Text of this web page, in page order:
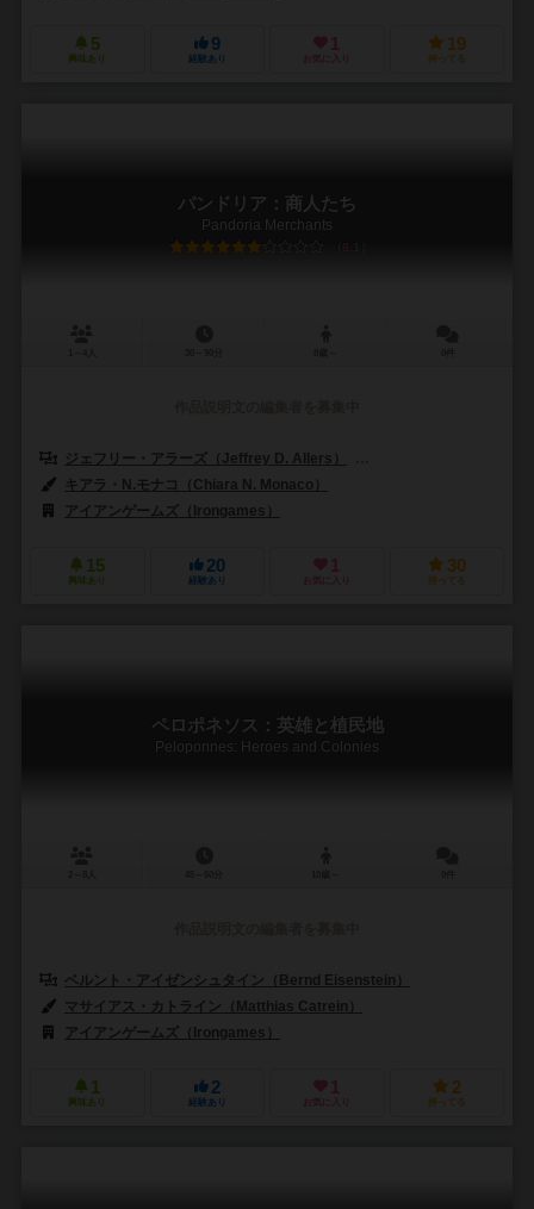
5
興味あり
9
経験あり
1
お気に入り
19
持ってる
パンドリア：商人たち
Pandoria Merchants
6.1
ジェフリー・アラーズ（Jeffrey D. Allers）
キアラ・N.モナコ（Chiara N. Monaco）
アイアンゲームズ（Irongames）
15
興味あり
20
経験あり
1
お気に入り
30
持ってる
ペロポネソス：英雄と植民地
Peloponnes: Heroes and Colonies
ベルント・アイゼンシュタイン（Bernd Eisenstein）
マサイアス・カトライン（Matthias Catrein）
アイアンゲームズ（Irongames）
1
興味あり
2
経験あり
1
お気に入り
2
持ってる